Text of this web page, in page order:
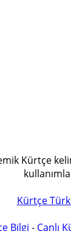
Kürtçe
Kürtçe
Bilgi - Canlı